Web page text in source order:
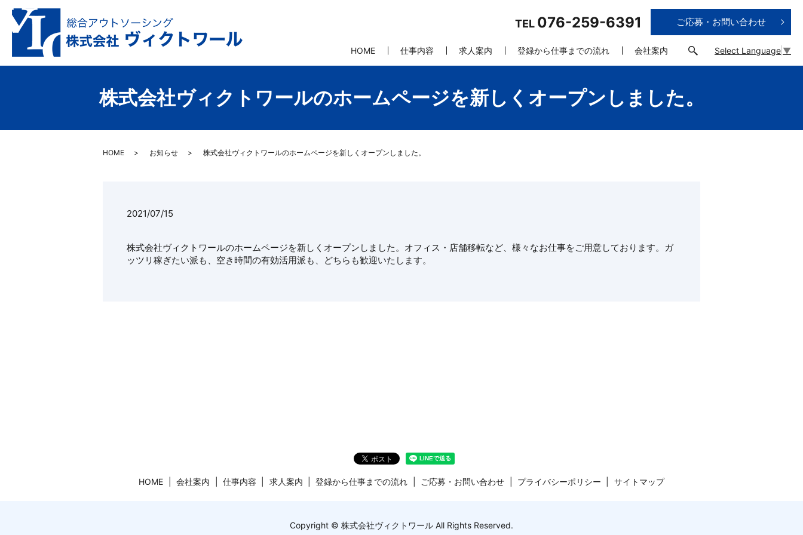
TEL 076-259-6391 ご応募・お問い合わせ
HOME 仕事内容 求人案内 登録から仕事までの流れ 会社案内 Select Language ▼
株式会社ヴィクトワールのホームページを新しくオープンしました。
HOME お知らせ 株式会社ヴィクトワールのホームページを新しくオープンしました。
2021/07/15
株式会社ヴィクトワールのホームページを新しくオープンしました。オフィス・店舗移転など、様々なお仕事をご用意しております。ガ
ッツリ稼ぎたい派も、空き時間の有効活用派も、どちらも歓迎いたします。
HOME 会社案内 仕事内容 求人案内 登録から仕事までの流れ ご応募・お問い合わせ プライバシーポリシー サイトマップ
Copyright © 株式会社ヴィクトワール All Rights Reserved.